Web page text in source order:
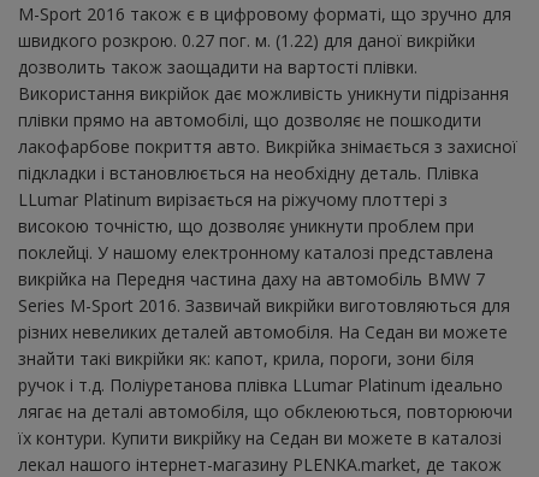
M-Sport 2016 також є в цифровому форматі, що зручно для
швидкого розкрою. 0.27 пог. м. (1.22) для даної викрійки
дозволить також заощадити на вартості плівки.
Використання викрійок дає можливість уникнути підрізання
плівки прямо на автомобілі, що дозволяє не пошкодити
лакофарбове покриття авто. Викрійка знімається з захисної
підкладки і встановлюється на необхідну деталь. Плівка
LLumar Platinum вирізається на ріжучому плоттері з
високою точністю, що дозволяє уникнути проблем при
поклейці. У нашому електронному каталозі представлена ​​
викрійка на Передня частина даху на автомобіль BMW 7
Series M-Sport 2016. Зазвичай викрійки виготовляються для
різних невеликих деталей автомобіля. На Седан ви можете
знайти такі викрійки як: капот, крила, пороги, зони біля
ручок і т.д. Поліуретанова плівка LLumar Platinum ідеально
лягає на деталі автомобіля, що обклеюються, повторюючи
їх контури. Купити викрійку на Седан ви можете в каталозі
лекал нашого інтернет-магазину PLENKA.market, де також